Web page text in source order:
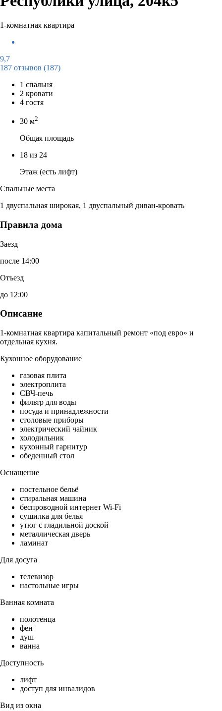
1-комнатная квартира
9,7
187 отзывов (187)
1 спальня
2 кровати
4 гостя
30 м2
Общая площадь
18 из 24
Этаж (есть лифт)
Спальные места
1 двуспальная широкая, 1 двуспальный диван-кровать
Правила дома
Заезд
после 14:00
Отъезд
до 12:00
Описание
1-комнатная квартира капитальный ремонт «под евро» и
отдельная кухня.
Кухонное оборудование
газовая плита
электроплита
СВЧ-печь
фильтр для воды
посуда и принадлежности
столовые приборы
электрический чайник
холодильник
кухонный гарнитур
обеденный стол
Оснащение
постельное бельё
стиральная машина
беспроводной интернет Wi-Fi
сушилка для белья
утюг с гладильной доской
металлическая дверь
ламинат
Для досуга
телевизор
настольные игры
Ванная комната
полотенца
фен
душ
ванна
Доступность
лифт
доступ для инвалидов
Вид из окна